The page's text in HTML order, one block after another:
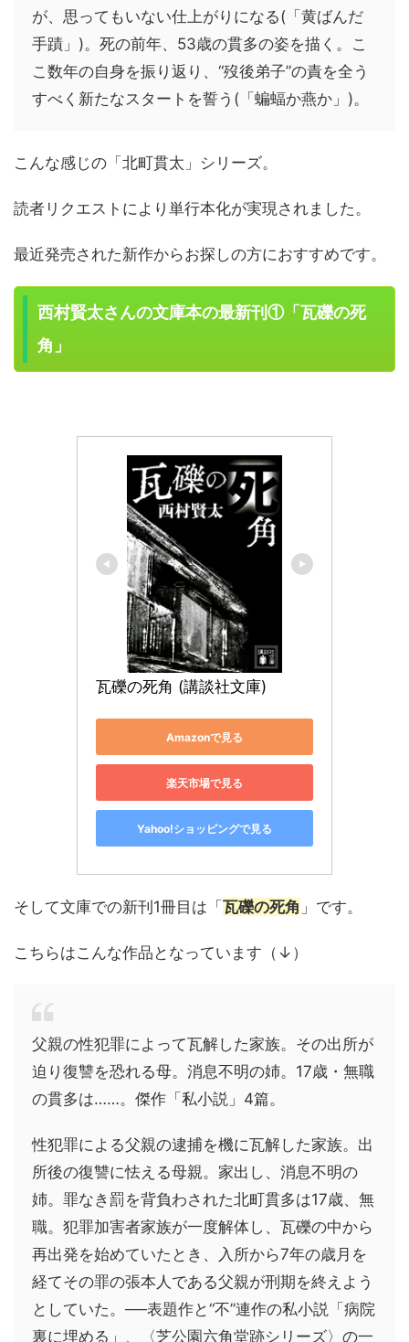
が、思ってもいない仕上がりになる(「黄ばんだ
手蹟」)。死の前年、53歳の貫多の姿を描く。こ
こ数年の自身を振り返り、“歿後弟子”の責を全う
すべく新たなスタートを誓う(「蝙蝠か燕か」)。
こんな感じの「北町貫太」シリーズ。
読者リクエストにより単行本化が実現されました。
最近発売された新作からお探しの方におすすめです。
西村賢太さんの文庫本の最新刊①「瓦礫の死
角」
瓦礫の死角 (講談社文庫)
Amazonで見る
楽天市場で見る
Yahoo!ショッピングで見る
そして文庫での新刊1冊目は「 瓦礫の死角 」です。
こちらはこんな作品となっています（↓）
父親の性犯罪によって瓦解した家族。その出所が
迫り復讐を恐れる母。消息不明の姉。17歳・無職
の貫多は……。傑作「私小説」4篇。
性犯罪による父親の逮捕を機に瓦解した家族。出
所後の復讐に怯える母親。家出し、消息不明の
姉。罪なき罰を背負わされた北町貫多は17歳、無
職。犯罪加害者家族が一度解体し、瓦礫の中から
再出発を始めていたとき、入所から7年の歳月を
経てその罪の張本人である父親が刑期を終えよう
としていた。──表題作と“不”連作の私小説「病院
裏に埋める」、〈芝公園六角堂跡シリーズ〉の一